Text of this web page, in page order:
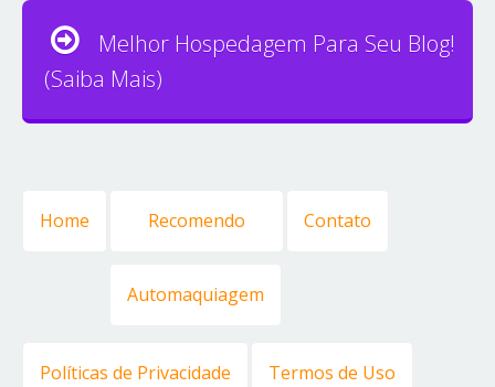
Melhor Hospedagem Para Seu Blog!
(Saiba Mais)
Home Recomendo
Automaquiagem
Contato
Políticas de Privacidade Termos de Uso